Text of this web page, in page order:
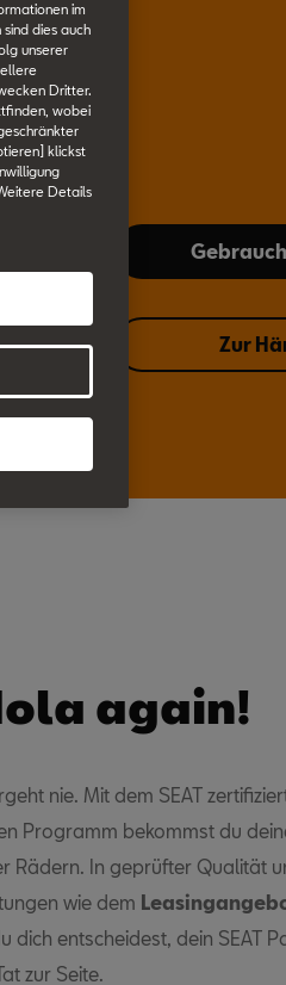
Zur
again!
nie. Mit dem SEAT
Programm bekommst du
Rädern. In geprüfter Qualität
wie dem
dich entscheidest, dein SEAT
zur Seite.
im
dies auch
unserer
Dritter.
wobei
klickst
Details